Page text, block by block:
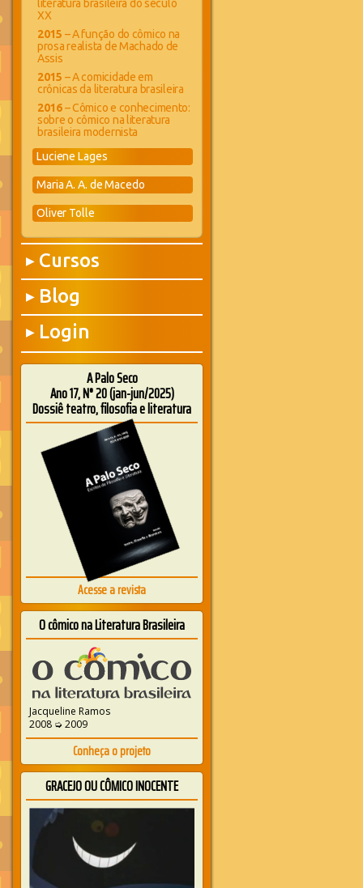
literatura brasileira do século
XX
2015 – A função do cômico na
prosa realista de Machado de
Assis
2015 – A comicidade em
crônicas da literatura brasileira
2016– Cômico e conhecimento:
sobre o cômico na literatura
brasileira modernista
Luciene Lages
Maria A. A. de Macedo
Oliver Tolle
▶ Cursos
▶ Blog
▶ Login
A Palo Seco
Ano 17, N° 20 (jan-jun/2025)
Dossiê teatro, filosofia e literatura
Acesse a revista
O cômico na Literatura Brasileira
Jacqueline Ramos
2008 ➭ 2009
Conheça o projeto
GRACEJO OU CÔMICO INOCENTE